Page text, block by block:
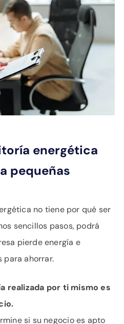
energética
pequeñas
no tiene por qué ser
sencillos pasos, podrá
pierde energía e
ahorrar.
realizada por ti mismo es
si su negocio es apto